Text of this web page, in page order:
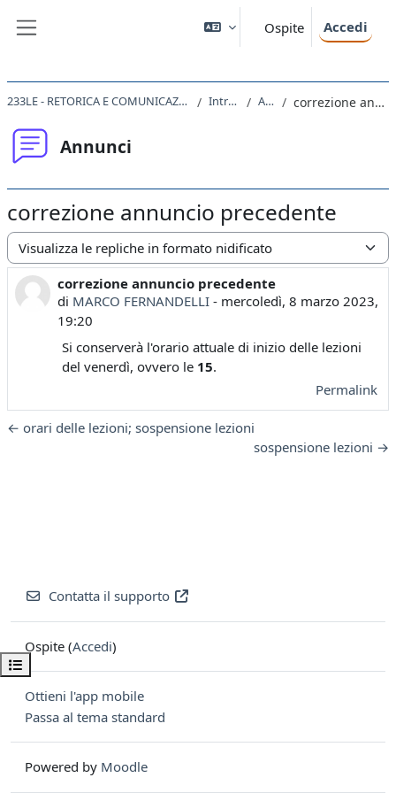
Ospite Accedi
Apri indice del corso
233LE - RETORICA E COMUNICAZIONE NEL MONDO ROMANO 2022 Introduzione Annunci correzione annuncio precedente
Annunci
correzione annuncio precedente
Modalità visualizzazione
correzione annuncio precedente
di MARCO FERNANDELLI - mercoledì, 8 marzo 2023,
19:20
Numero di risposte: 0
Si conserverà l'orario attuale di inizio delle lezioni
del venerdì, ovvero le 15.
Permalink
← orari delle lezioni; sospensione lezioni
sospensione lezioni →
Contatta il supporto
Ospite (Accedi)
Ottieni l'app mobile
Passa al tema standard
Powered by Moodle